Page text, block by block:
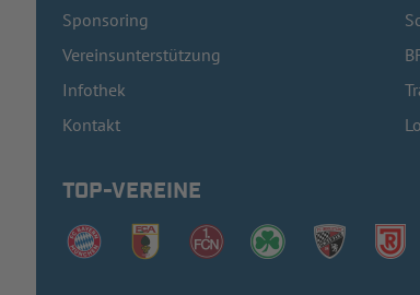
Sponsoring
Vereinsunterstützung
Infothek
Kontakt
TOP-VEREINE